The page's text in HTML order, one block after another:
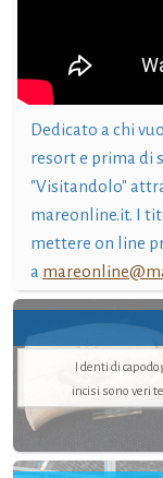
Dedicato a chi
resort e prima di
"Visitandolo"
mareonline.it. I
mettere on line
a
I denti di
incisi sono veri